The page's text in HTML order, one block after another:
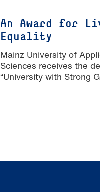
An Award for
Equality
Mainz University of
Sciences receives the
“University with Strong